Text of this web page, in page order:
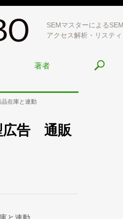
SEMマスターによる
アクセス解析・リステ
著者
在庫と連動
広告 通販